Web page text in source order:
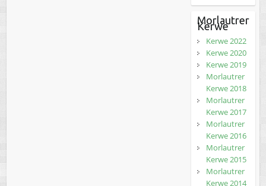
Morlautrer
Kerwe
Kerwe 2022
Kerwe 2020
Kerwe 2019
Morlautrer
Kerwe 2018
Morlautrer
Kerwe 2017
Morlautrer
Kerwe 2016
Morlautrer
Kerwe 2015
Morlautrer
Kerwe 2014